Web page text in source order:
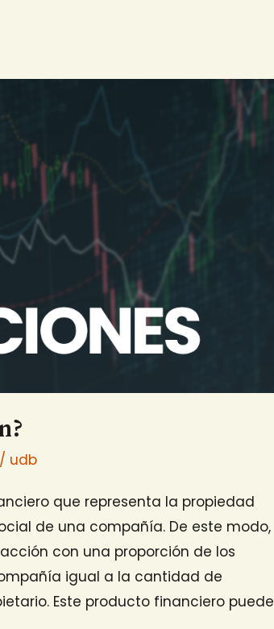
/ udb
que representa la propiedad
de una compañía. De este modo,
con una proporción de los
igual a la cantidad de
Este producto financiero puede